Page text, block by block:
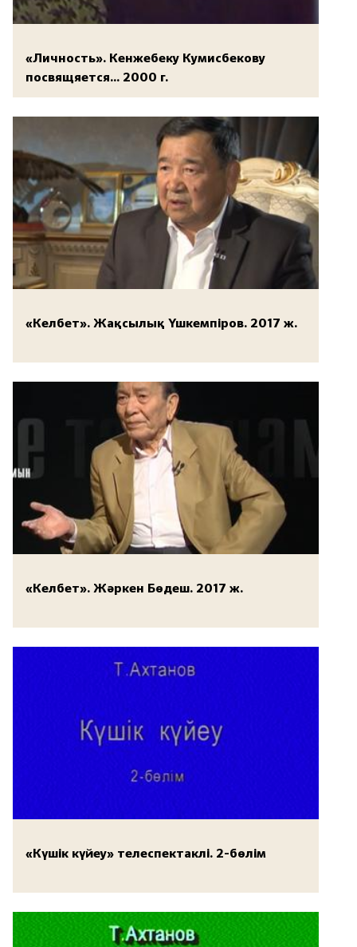
«Личность». Кенжебеку Кумисбекову
посвящяется... 2000 г.
«Келбет». Жақсылық Үшкемпіров. 2017 ж.
«Келбет». Жәркен Бөдеш. 2017 ж.
«Күшік күйеу» телеспектаклі. 2-бөлім